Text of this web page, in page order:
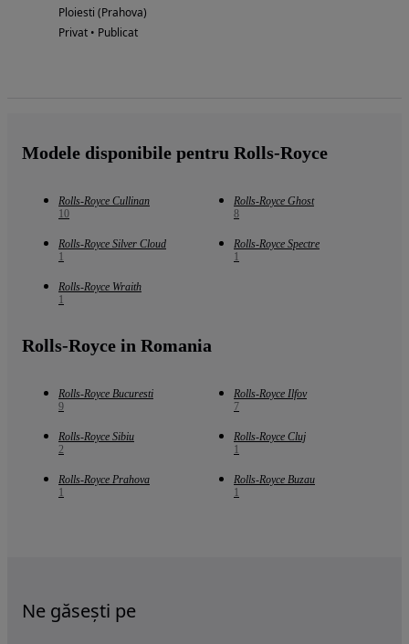
Ploiesti (Prahova)
Privat • Publicat
Modele disponibile pentru Rolls-Royce
Rolls-Royce Cullinan
10
Rolls-Royce Ghost
8
Rolls-Royce Silver Cloud
1
Rolls-Royce Spectre
1
Rolls-Royce Wraith
1
Rolls-Royce in Romania
Rolls-Royce Bucuresti
9
Rolls-Royce Ilfov
7
Rolls-Royce Sibiu
2
Rolls-Royce Cluj
1
Rolls-Royce Prahova
1
Rolls-Royce Buzau
1
Ne găsești pe